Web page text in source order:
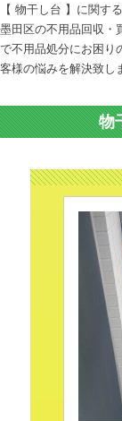
【 物干し台 】に関す
墨田区の不用品回収・
で不用品処分にお困り
客様の悩みを解決致し
物